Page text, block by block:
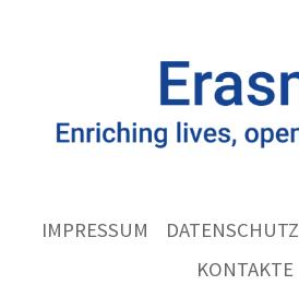
IMPRESSUM DATENSCHUTZ
KONTAKTE